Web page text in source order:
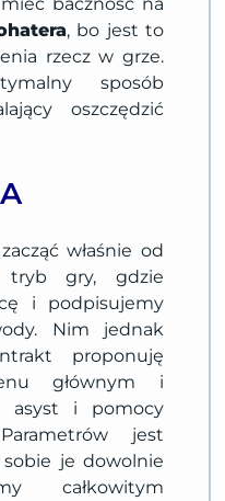
, bo jest to
rzecz w grze.
sposób
oszczędzić
właśnie od
tryb gry, gdzie
i podpisujemy
Nim jednak
proponuję
głównym i
asyst i pomocy
jest
je dowolnie
całkowitym